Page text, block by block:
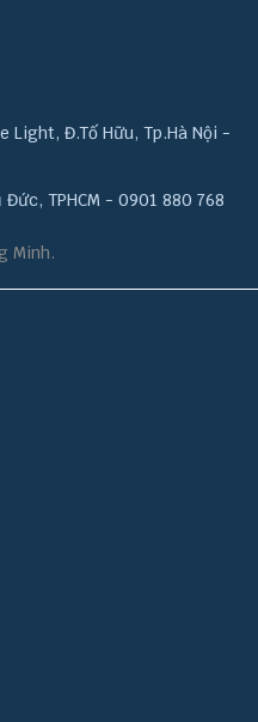
Light, Đ.Tố Hữu, Tp.Hà Nội -
TPHCM - 0901 880 768
Minh.